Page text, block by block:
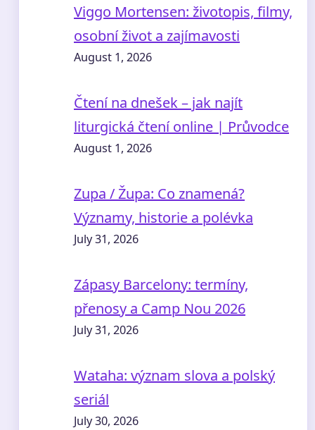
Viggo Mortensen: životopis, filmy,
osobní život a zajímavosti
August 1, 2026
Čtení na dnešek – jak najít
liturgická čtení online | Průvodce
August 1, 2026
Zupa / Župa: Co znamená?
Významy, historie a polévka
July 31, 2026
Zápasy Barcelony: termíny,
přenosy a Camp Nou 2026
July 31, 2026
Wataha: význam slova a polský
seriál
July 30, 2026